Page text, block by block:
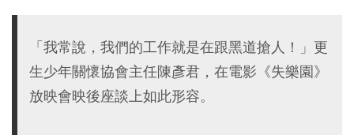
「我常說，我們的工作就是在跟黑道搶人！」更
生少年關懷協會主任陳彥君，在電影《失樂園》
放映會映後座談上如此形容。